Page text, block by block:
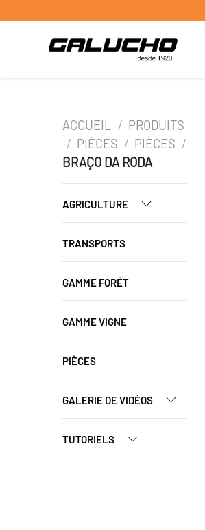
ACCUEIL / PRODUITS
/ PIÈCES / PIÈCES /
BRAÇO DA RODA
AGRICULTURE
TRANSPORTS
GAMME FORÉT
GAMME VIGNE
PIÈCES
GALERIE DE VIDÉOS
TUTORIELS